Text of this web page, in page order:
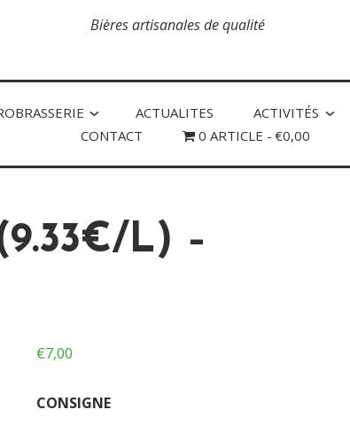
Bières artisanales de qualité
ACTUALITES ACTIVITÉS
CONTACT
0 ARTICLE €0,00
L) –
€7,00
CONSIGNE